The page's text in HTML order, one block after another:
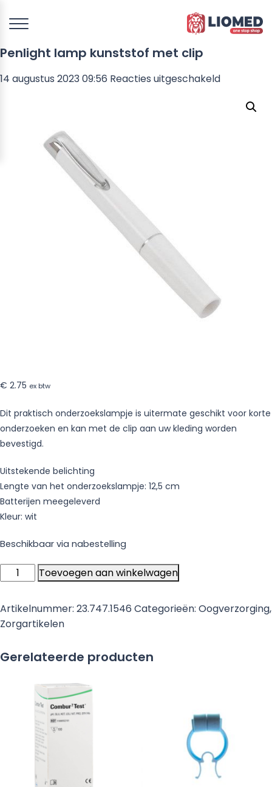
Penlight lamp kunststof met clip
14 augustus 2023 09:56 Reacties uitgeschakeldvoor
€ 2.75 ex btw
Dit praktisch onderzoekslampje is uitermate geschikt voor korte
onderzoeken en kan met de clip aan uw kleding worden
bevestigd.
Uitstekende belichting
Lengte van het onderzoekslampje: 12,5 cm
Batterijen meegeleverd
Kleur: wit
Beschikbaar via nabestelling
Penlight
lamp
kunststof
met
clip
Toevoegen aan winkelwagen
Artikelnummer: 23.747.1546 Categorieën: Oogverzorging,
Zorgartikelen
Gerelateerde producten